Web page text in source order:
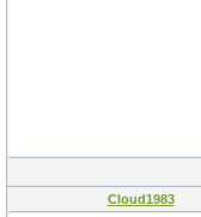
Cloud1983